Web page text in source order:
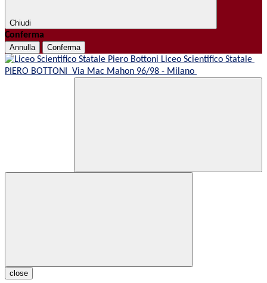
Chiudi
Conferma
Annulla Conferma
Liceo Scientifico Statale
PIERO BOTTONI Via Mac Mahon 96/98 - Milano
close